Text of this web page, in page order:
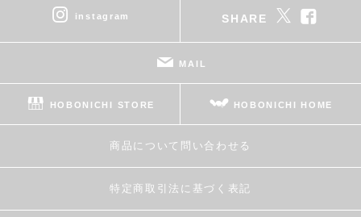
instagram SHARE
MAIL
HOBONICHI STORE HOBONICHI HOME
商品について問い合わせる
特定商取引法に基づく表記